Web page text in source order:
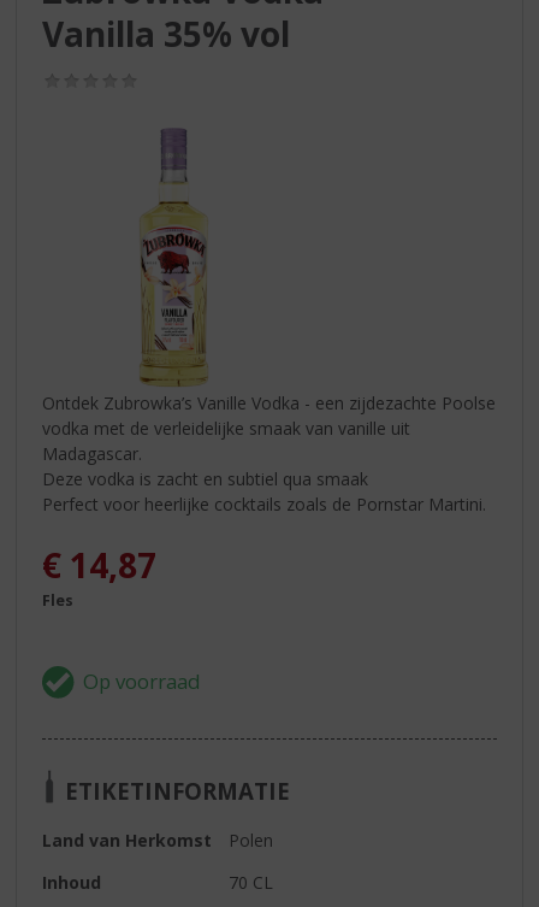
Vanilla 35% vol
Ontdek Zubrowka’s Vanille Vodka - een zijdezachte Poolse
vodka met de verleidelijke smaak van vanille uit
Madagascar.
Deze vodka is zacht en subtiel qua smaak
Perfect voor heerlijke cocktails zoals de Pornstar Martini.
€ 14,87
Fles
ETIKETINFORMATIE
Land van Herkomst
Polen
Inhoud
70 CL